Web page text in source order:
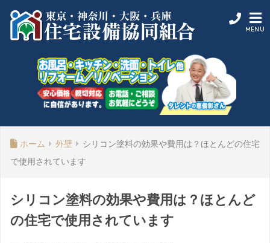
ホーム 外壁
シリコン塗料の効果や費用は？ほとんどの住宅
で使用されています
シリコン塗料の効果や費用は？ほとんど
の住宅で使用されています